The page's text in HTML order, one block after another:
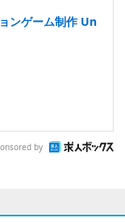
ンゲーム制作 Un
by